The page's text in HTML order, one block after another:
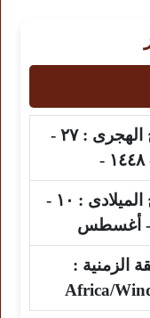
الهجرى :
٢٧ -
الميلادى :
١٠ -
الزمنية :
Africa/